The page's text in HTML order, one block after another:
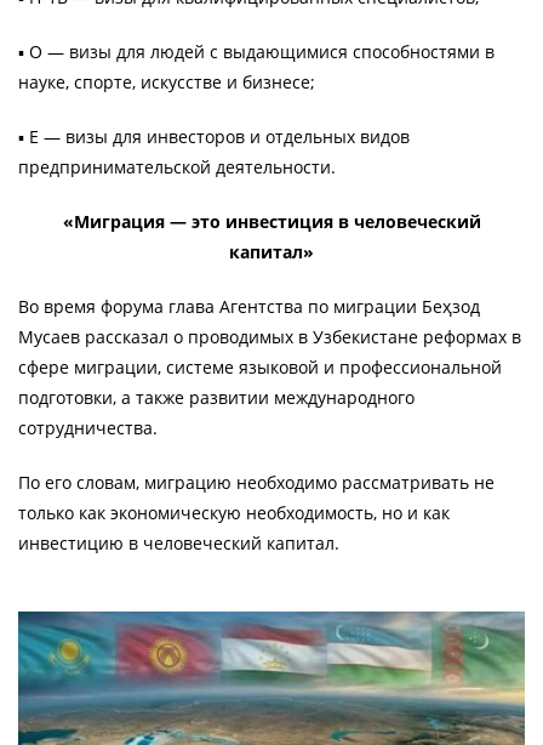
▪️ O — визы для людей с выдающимися способностями в
науке, спорте, искусстве и бизнесе;
▪️ E — визы для инвесторов и отдельных видов
предпринимательской деятельности.
«Миграция — это инвестиция в человеческий
капитал»
Во время форума глава Агентства по миграции Беҳзод
Мусаев рассказал о проводимых в Узбекистане реформах в
сфере миграции, системе языковой и профессиональной
подготовки, а также развитии международного
сотрудничества.
По его словам, миграцию необходимо рассматривать не
только как экономическую необходимость, но и как
инвестицию в человеческий капитал.